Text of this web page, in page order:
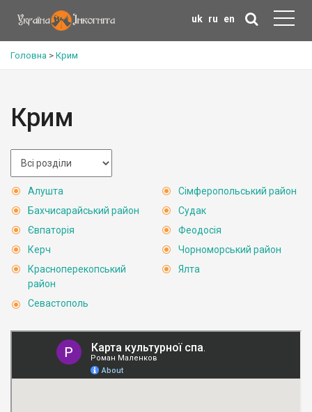
uk ru en
Головна > Крим
Крим
Алушта
Бахчисарайський район
Євпаторія
Керч
Красноперекопський
район
Севастополь
Сімферопольський район
Судак
Феодосія
Чорноморський район
Ялта